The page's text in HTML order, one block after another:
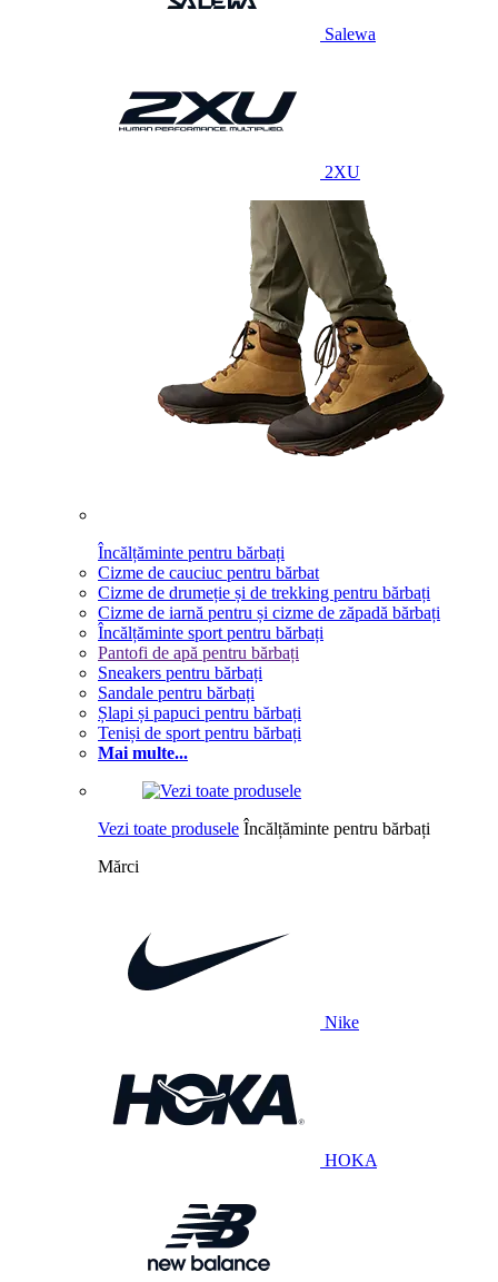
Salewa
2XU
Încălțăminte pentru bărbați
Cizme de cauciuc pentru bărbat
Cizme de drumeție și de trekking pentru bărbați
Cizme de iarnă pentru și cizme de zăpadă bărbați
Încălțăminte sport pentru bărbați
Pantofi de apă pentru bărbați
Sneakers pentru bărbați
Sandale pentru bărbați
Șlapi și papuci pentru bărbați
Teniși de sport pentru bărbați
Mai multe...
Vezi toate produsele Încălțăminte pentru bărbați
Mărci
Nike
HOKA